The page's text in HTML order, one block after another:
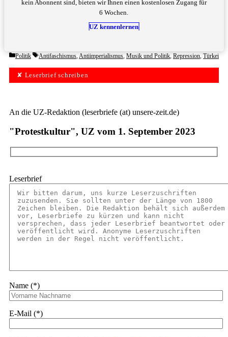
kein Abonnent sind, bieten wir Ihnen einen kostenlosen Zugang für
6 Wochen.
UZ kennenlernen
Categories
Politik Tags
Antifaschismus,Antiimperialismus, Musik und Politik, Repression, Türkei
✘ Leserbrief schreiben
An die UZ-Redaktion (leserbriefe (at) unsere-zeit.de)
"Protestkultur", UZ vom 1. September 2023
Leserbrief
Name (*)
E-Mail (*)